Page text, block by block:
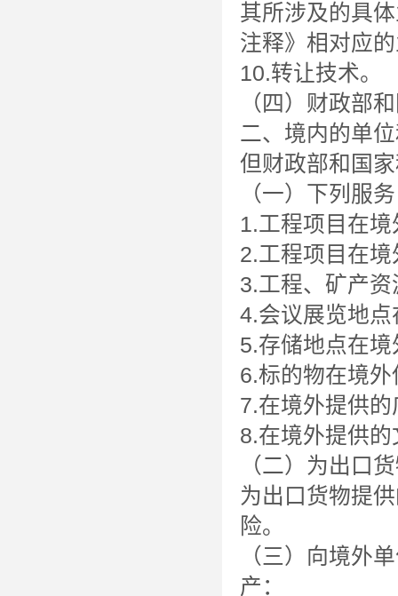
其所涉及的具
注释》相对应
10.转让技术。
（四）财政部
二、境内的单
但财政部和国
（一）下列服
1.工程项目在
2.工程项目在
3.工程、矿产
4.会议展览地
5.存储地点在
6.标的物在境
7.在境外提供
8.在境外提供
（二）为出口
为出口货物提
险。
（三）向境外
产：